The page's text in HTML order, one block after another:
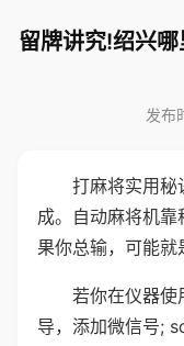
留牌讲究!绍兴
发布
打麻将实用秘
成。自动麻将机
果你总输，可能就
若你在仪器使
导，添加微信号;